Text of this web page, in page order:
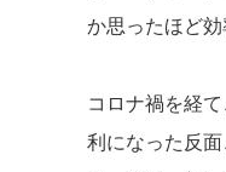
か思ったほど
コロナ禍を経
利になった反